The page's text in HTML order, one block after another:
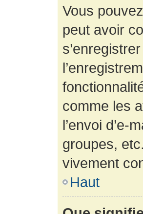
Vous
peut avoir
comme les
l’envoi d’e-
groupes,
vivement
Haut